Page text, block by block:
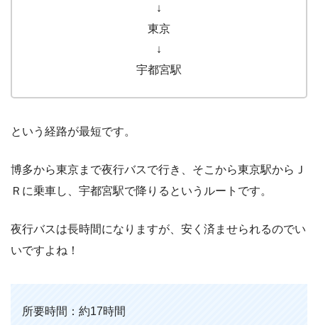
↓
東京
↓
宇都宮駅
という経路が最短です。
博多から東京まで夜行バスで行き、そこから東京駅からＪ
Ｒに乗車し、宇都宮駅で降りるというルートです。
夜行バスは長時間になりますが、安く済ませられるのでい
いですよね！
所要時間：約17時間